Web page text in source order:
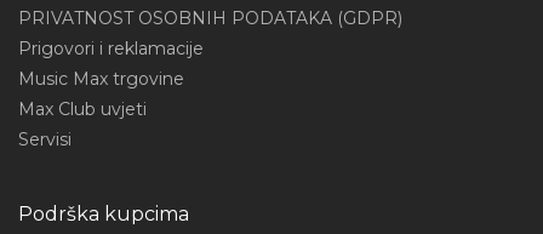
PRIVATNOST OSOBNIH PODATAKA (GDPR)
Prigovori i reklamacije
Music Max trgovine
Max Club uvjeti
Servisi
Podrška kupcima